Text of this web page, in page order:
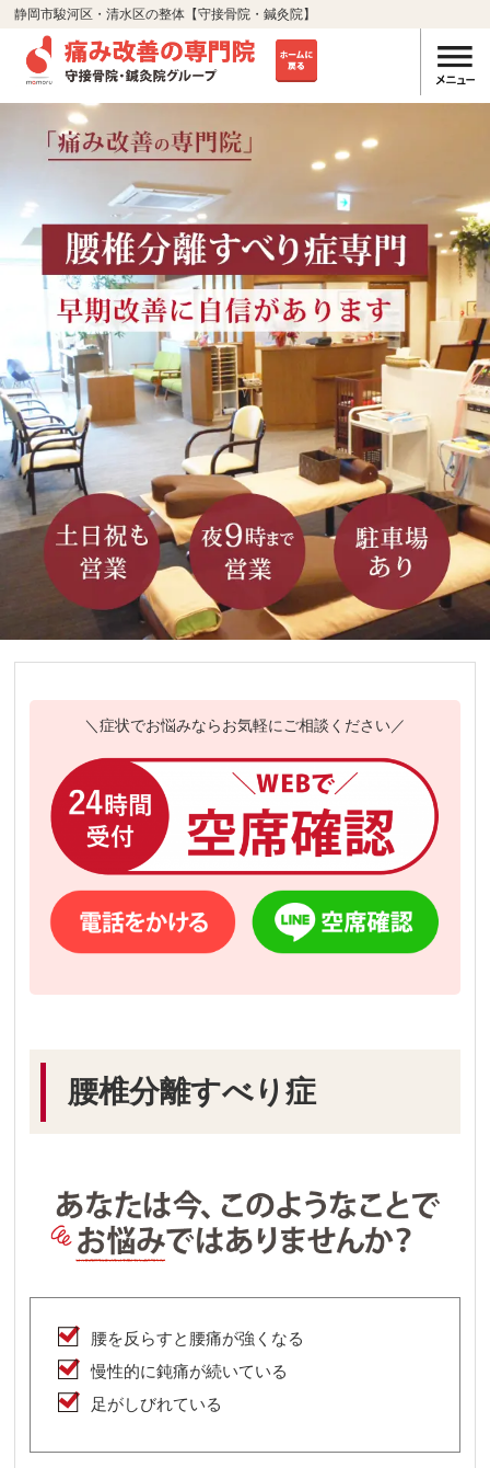
静岡市駿河区・清水区の整体【守接骨院・鍼灸院】
＼症状でお悩みならお気軽にご相談ください／
腰椎分離すべり症
腰を反らすと腰痛が強くなる
慢性的に鈍痛が続いている
足がしびれている